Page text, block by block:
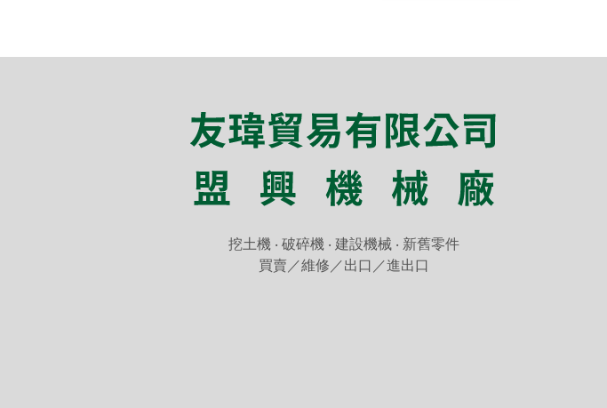
挖土機 ‧ 破碎機 ‧ 建設機械 ‧ 新舊零件
買賣／維修／出口／進出口